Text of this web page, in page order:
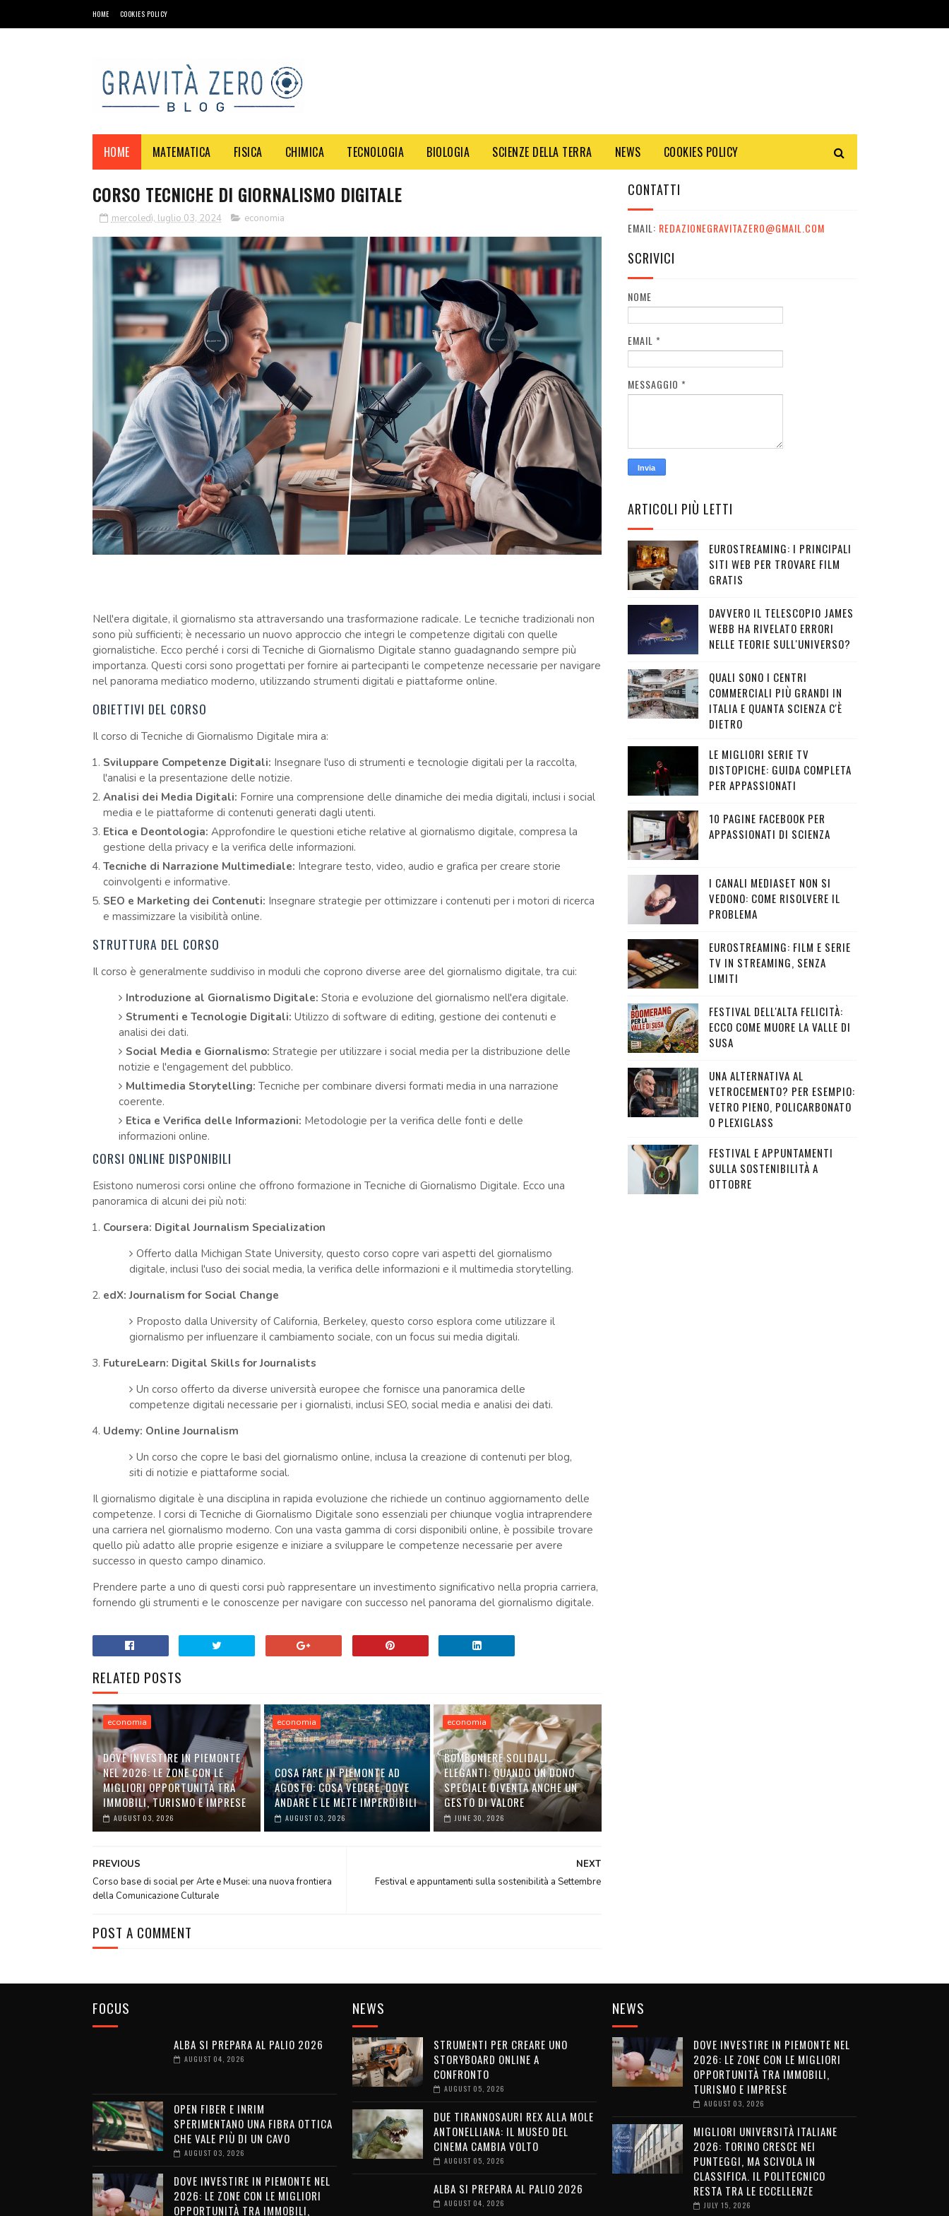
HOME COOKIES POLICY
HOME MATEMATICA FISICA CHIMICA TECNOLOGIA BIOLOGIA SCIENZE DELLA TERRA NEWS COOKIES POLICY
CORSO TECNICHE DI GIORNALISMO DIGITALE
mercoledì, luglio 03, 2024 economia
Nell'era digitale, il giornalismo sta attraversando una trasformazione radicale. Le tecniche tradizionali non
sono più sufficienti; è necessario un nuovo approccio che integri le competenze digitali con quelle
giornalistiche. Ecco perché i corsi di Tecniche di Giornalismo Digitale stanno guadagnando sempre più
importanza. Questi corsi sono progettati per fornire ai partecipanti le competenze necessarie per navigare
nel panorama mediatico moderno, utilizzando strumenti digitali e piattaforme online.
OBIETTIVI DEL CORSO
Il corso di Tecniche di Giornalismo Digitale mira a:
Sviluppare Competenze Digitali: Insegnare l'uso di strumenti e tecnologie digitali per la raccolta,
l'analisi e la presentazione delle notizie.
Analisi dei Media Digitali: Fornire una comprensione delle dinamiche dei media digitali, inclusi i social
media e le piattaforme di contenuti generati dagli utenti.
Etica e Deontologia: Approfondire le questioni etiche relative al giornalismo digitale, compresa la
gestione della privacy e la verifica delle informazioni.
Tecniche di Narrazione Multimediale: Integrare testo, video, audio e grafica per creare storie
coinvolgenti e informative.
SEO e Marketing dei Contenuti: Insegnare strategie per ottimizzare i contenuti per i motori di ricerca
e massimizzare la visibilità online.
STRUTTURA DEL CORSO
Il corso è generalmente suddiviso in moduli che coprono diverse aree del giornalismo digitale, tra cui:
Introduzione al Giornalismo Digitale: Storia e evoluzione del giornalismo nell'era digitale.
Strumenti e Tecnologie Digitali: Utilizzo di software di editing, gestione dei contenuti e
analisi dei dati.
Social Media e Giornalismo: Strategie per utilizzare i social media per la distribuzione delle
notizie e l'engagement del pubblico.
Multimedia Storytelling: Tecniche per combinare diversi formati media in una narrazione
coerente.
Etica e Verifica delle Informazioni: Metodologie per la verifica delle fonti e delle
informazioni online.
CORSI ONLINE DISPONIBILI
Esistono numerosi corsi online che offrono formazione in Tecniche di Giornalismo Digitale. Ecco una
panoramica di alcuni dei più noti:
Coursera: Digital Journalism Specialization
Offerto dalla Michigan State University, questo corso copre vari aspetti del giornalismo
digitale, inclusi l'uso dei social media, la verifica delle informazioni e il multimedia storytelling.
edX: Journalism for Social Change
Proposto dalla University of California, Berkeley, questo corso esplora come utilizzare il
giornalismo per influenzare il cambiamento sociale, con un focus sui media digitali.
FutureLearn: Digital Skills for Journalists
Un corso offerto da diverse università europee che fornisce una panoramica delle
competenze digitali necessarie per i giornalisti, inclusi SEO, social media e analisi dei dati.
Udemy: Online Journalism
Un corso che copre le basi del giornalismo online, inclusa la creazione di contenuti per blog,
siti di notizie e piattaforme social.
Il giornalismo digitale è una disciplina in rapida evoluzione che richiede un continuo aggiornamento delle
competenze. I corsi di Tecniche di Giornalismo Digitale sono essenziali per chiunque voglia intraprendere
una carriera nel giornalismo moderno. Con una vasta gamma di corsi disponibili online, è possibile trovare
quello più adatto alle proprie esigenze e iniziare a sviluppare le competenze necessarie per avere
successo in questo campo dinamico.
Prendere parte a uno di questi corsi può rappresentare un investimento significativo nella propria carriera,
fornendo gli strumenti e le conoscenze per navigare con successo nel panorama del giornalismo digitale.
RELATED POSTS
economia
DOVE INVESTIRE IN PIEMONTE
NEL 2026: LE ZONE CON LE
MIGLIORI OPPORTUNITÀ TRA
IMMOBILI, TURISMO E IMPRESE
AUGUST 03, 2026
economia
COSA FARE IN PIEMONTE AD
AGOSTO: COSA VEDERE, DOVE
ANDARE E LE METE IMPERDIBILI
AUGUST 03, 2026
economia
BOMBONIERE SOLIDALI
ELEGANTI: QUANDO UN DONO
SPECIALE DIVENTA ANCHE UN
GESTO DI VALORE
JUNE 30, 2026
NEXT
Festival e appuntamenti sulla sostenibilità a Settembre
PREVIOUS
Corso base di social per Arte e Musei: una nuova frontiera
della Comunicazione Culturale
POST A COMMENT
CONTATTI
EMAIL: REDAZIONEGRAVITAZERO@GMAIL.COM
SCRIVICI
NOME
EMAIL *
MESSAGGIO *
ARTICOLI PIÙ LETTI
EUROSTREAMING: I PRINCIPALI
SITI WEB PER TROVARE FILM
GRATIS
DAVVERO IL TELESCOPIO JAMES
WEBB HA RIVELATO ERRORI
NELLE TEORIE SULL'UNIVERSO?
QUALI SONO I CENTRI
COMMERCIALI PIÙ GRANDI IN
ITALIA E QUANTA SCIENZA C'È
DIETRO
LE MIGLIORI SERIE TV
DISTOPICHE: GUIDA COMPLETA
PER APPASSIONATI
10 PAGINE FACEBOOK PER
APPASSIONATI DI SCIENZA
I CANALI MEDIASET NON SI
VEDONO: COME RISOLVERE IL
PROBLEMA
EUROSTREAMING: FILM E SERIE
TV IN STREAMING, SENZA
LIMITI
FESTIVAL DELL'ALTA FELICITÀ:
ECCO COME MUORE LA VALLE DI
SUSA
UNA ALTERNATIVA AL
VETROCEMENTO? PER ESEMPIO:
VETRO PIENO, POLICARBONATO
O PLEXIGLASS
FESTIVAL E APPUNTAMENTI
SULLA SOSTENIBILITÀ A
OTTOBRE
FOCUS
ALBA SI PREPARA AL PALIO 2026
AUGUST 04, 2026
OPEN FIBER E INRIM
SPERIMENTANO UNA FIBRA OTTICA
CHE VALE PIÙ DI UN CAVO
AUGUST 03, 2026
DOVE INVESTIRE IN PIEMONTE NEL
2026: LE ZONE CON LE MIGLIORI
OPPORTUNITÀ TRA IMMOBILI,
NEWS
STRUMENTI PER CREARE UNO
STORYBOARD ONLINE A
CONFRONTO
AUGUST 05, 2026
DUE TIRANNOSAURI REX ALLA MOLE
ANTONELLIANA: IL MUSEO DEL
CINEMA CAMBIA VOLTO
AUGUST 05, 2026
ALBA SI PREPARA AL PALIO 2026
AUGUST 04, 2026
NEWS
DOVE INVESTIRE IN PIEMONTE NEL
2026: LE ZONE CON LE MIGLIORI
OPPORTUNITÀ TRA IMMOBILI,
TURISMO E IMPRESE
AUGUST 03, 2026
MIGLIORI UNIVERSITÀ ITALIANE
2026: TORINO CRESCE NEI
PUNTEGGI, MA SCIVOLA IN
CLASSIFICA. IL POLITECNICO
RESTA TRA LE ECCELLENZE
JULY 15, 2026